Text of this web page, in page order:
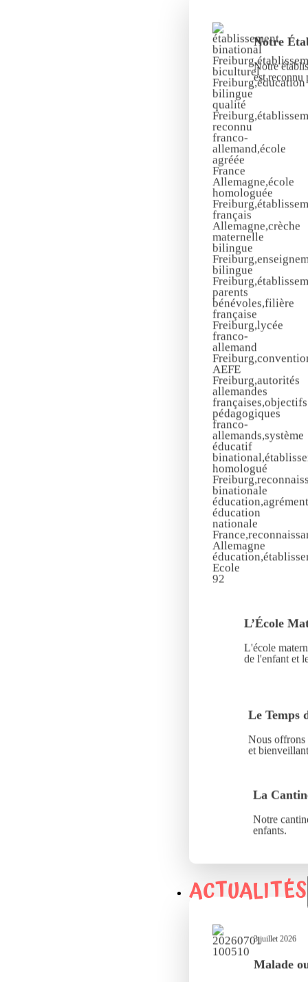
Notre
Notre
est reconnu
L’École
L'école
de l'enfant et
Le Temps
Nous offrons
et
La
Notre
enfants.
ACTUALITÉS
3 juillet 2026
Malade